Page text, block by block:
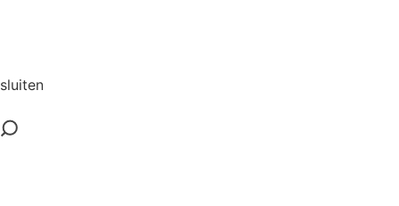
E-Mail
sluiten